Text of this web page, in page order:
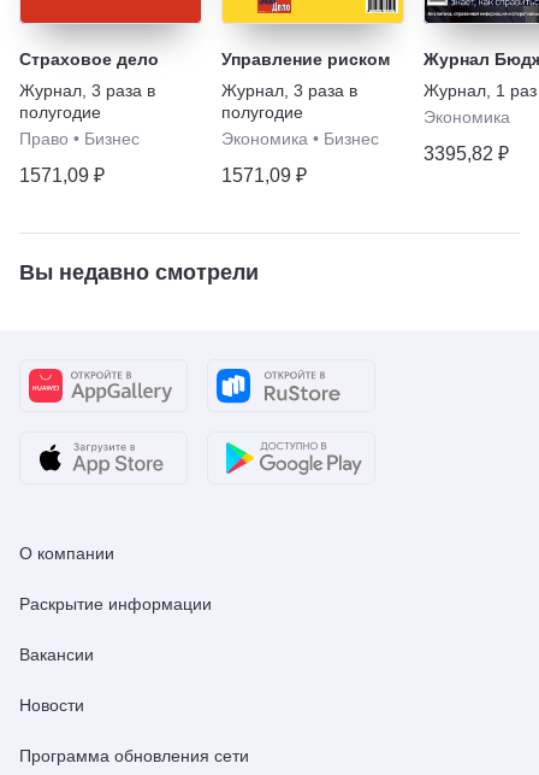
Страховое дело
Журнал 3 раза в
полугодие
Право • Бизнес
1571,09 ₽
Управление риском
Журнал 3 раза в
полугодие
Экономика • Бизнес
1571,09 ₽
Журнал
Журнал 1
Экономика
3395,82 ₽
Вы недавно смотрели
О компании
Раскрытие информации
Вакансии
Новости
Программа обновления сети